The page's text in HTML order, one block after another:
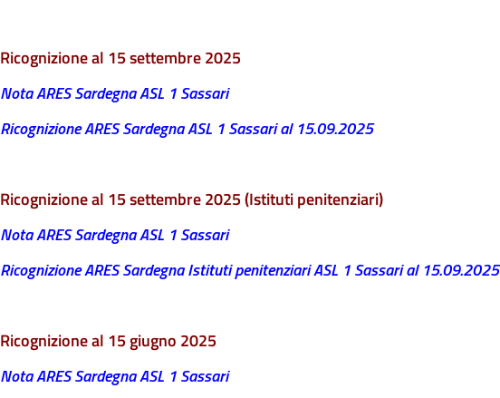
Ricognizione al 15 settembre 2025
Nota ARES Sardegna ASL 1 Sassari
Ricognizione ARES Sardegna ASL 1 Sassari al 15.09.2025
Ricognizione al 15 settembre 2025 (Istituti penitenziari)
Nota ARES Sardegna ASL 1 Sassari
Ricognizione ARES Sardegna Istituti penitenziari ASL 1 Sassari al 15.09.2025
Ricognizione al 15 giugno 2025
Nota ARES Sardegna ASL 1 Sassari